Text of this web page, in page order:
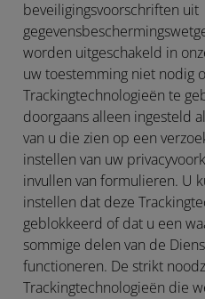
beveiligingsvoorschriften uit
worden uitgeschakeld in
uw toestemming niet nodig
Trackingtechnologieën te
doorgaans alleen ingesteld
van u die zien op een
instellen van uw
invullen van formulieren. U
instellen dat deze
geblokkeerd of dat u een
sommige delen van de
functioneren. De strikt
Trackingtechnologieën die